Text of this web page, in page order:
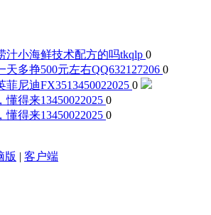
汁小海鲜技术配方的吗tkqlp 0
天多挣500元左右QQ632127206 0
菲尼迪FX3513450022025 0
懂得来13450022025 0
懂得来13450022025 0
版 | 客户端